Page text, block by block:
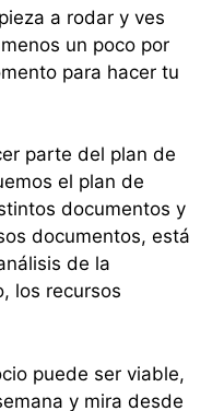
a rodar y ves
un poco por
para hacer tu
parte del plan de
el plan de
documentos y
documentos, está
de la
los recursos
puede ser viable,
y mira desde